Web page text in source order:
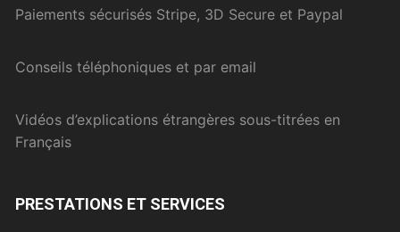
Paiements sécurisés Stripe, 3D Secure et Paypal
Conseils téléphoniques et par email
Vidéos d’explications étrangères sous-titrées en
Français
PRESTATIONS ET SERVICES